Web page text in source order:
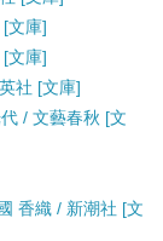
文庫]
文庫]
社 [文庫]
/ 文藝春秋 [文
香織 / 新潮社 [文